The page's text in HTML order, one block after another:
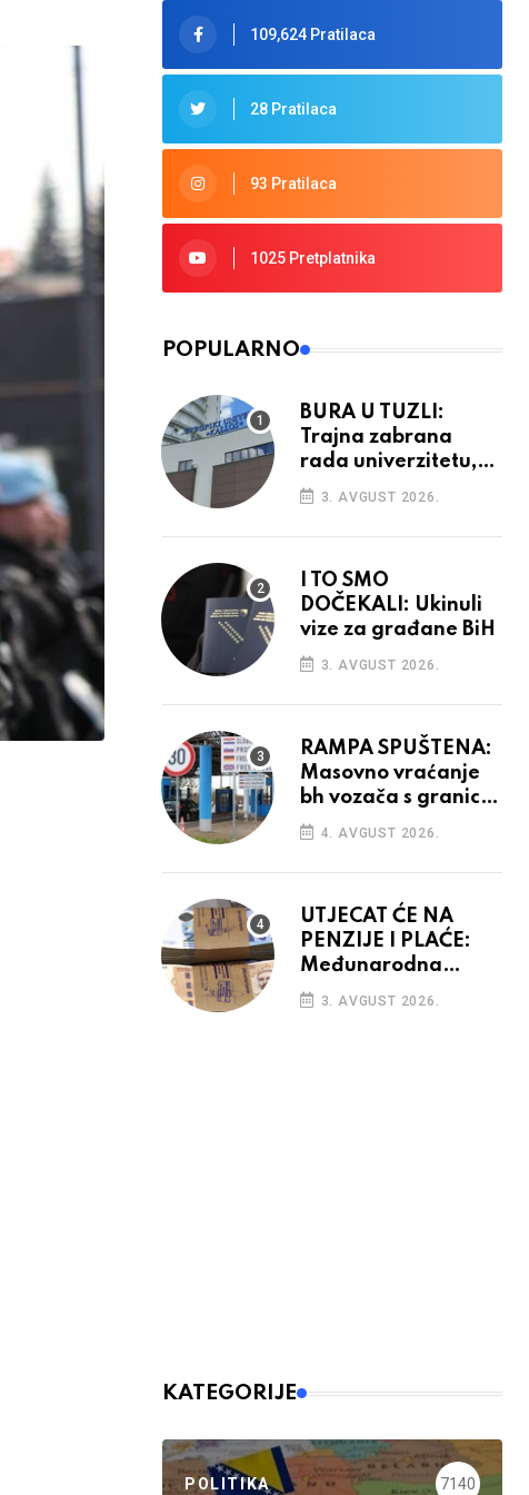
109,624 Pratilaca
28 Pratilaca
93 Pratilaca
1025 Pretplatnika
POPULARNO
BURA U TUZLI:
Trajna zabrana
rada univerzitetu,
provedba sudskih
odluka
3. AVGUST 2026.
I TO SMO
DOČEKALI: Ukinuli
vize za građane BiH
3. AVGUST 2026.
RAMPA SPUŠTENA:
Masovno vraćanje
bh vozača s granica
EU, protesti na
vidiku
4. AVGUST 2026.
UTJECAT ĆE NA
PENZIJE I PLAĆE:
Međunarodna
agencija potvrdila
kreditni rejting BiH
3. AVGUST 2026.
KATEGORIJE
POLITIKA 7140